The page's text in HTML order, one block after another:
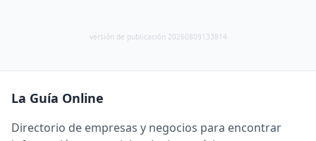
versión de publicación 20260809133814
La Guía Online
Directorio de empresas y negocios para encontrar